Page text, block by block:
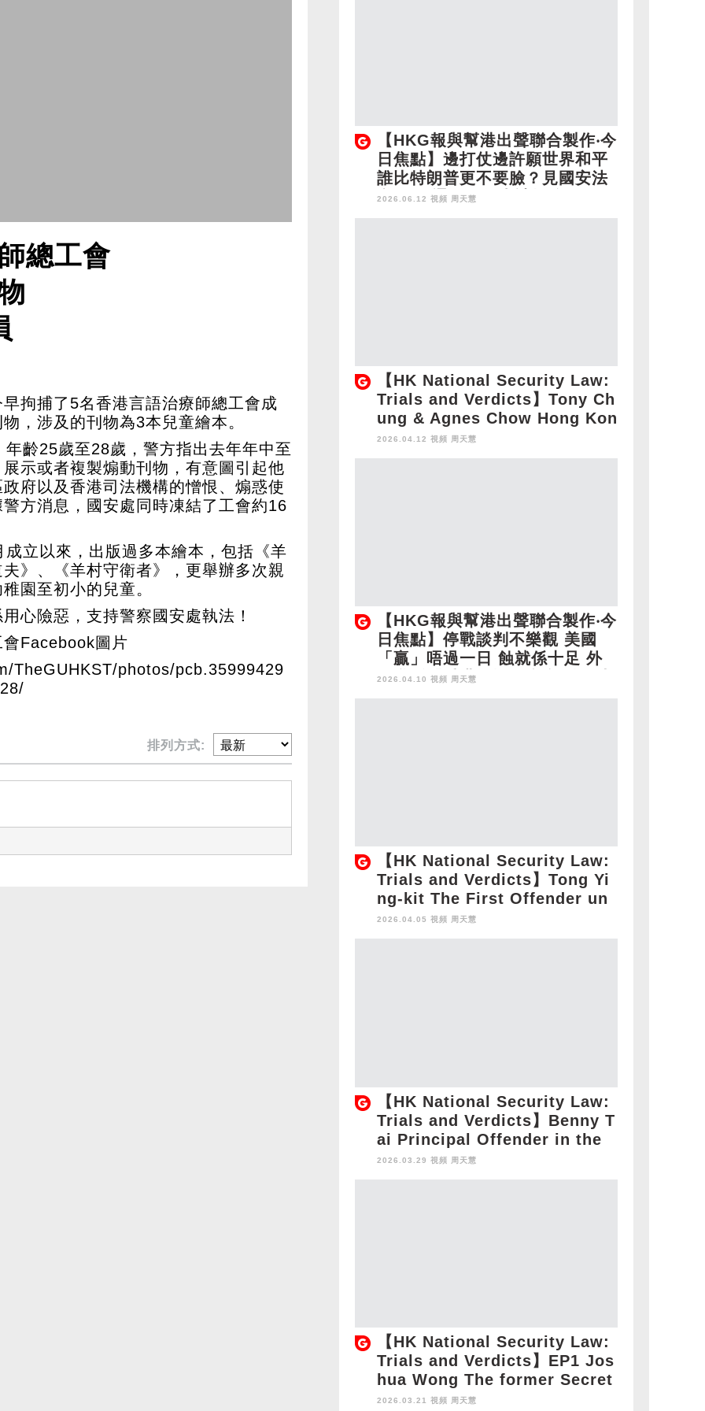
總工會
拘捕了5名香港言語治療師總工會成
，涉及的刊物為3本兒童繪本。
齡25歲至28歲，警方指出去年年中至
示或者複製煽動刊物，有意圖引起他
府以及香港司法機構的憎恨、煽惑使
方消息，國安處同時凍結了工會約16
立以來，出版過多本繪本，包括《羊
》、《羊村守衛者》，更舉辦多次親
園至初小的兒童。
心險惡，支持警察國安處執法！
Facebook圖片
TheGUHKST/photos/pcb.35999429
排列方式:
【HKG報與幫港出聲聯合製作‧今
日焦點】邊打仗邊許願世界和平
誰比特朗普更不要臉？見國安法
必抹黑 通緝犯為生計打拚
2026.06.12 視頻 周天慧
【HK National Security Law:
Trials and Verdicts】Tony Ch
ung & Agnes Chow Hong Kon
g Fugitives
2026.04.12 視頻 周天慧
【HKG報與幫港出聲聯合製作‧今
日焦點】停戰談判不樂觀 美國
「贏」唔過一日 蝕就係十足 外
國亂播「香港恐懼」 話語戰從未
停止 主持人親身經歷分享
2026.04.10 視頻 周天慧
【HK National Security Law:
Trials and Verdicts】Tong Yi
ng-kit The First Offender un
der the HK National Security
Law
2026.04.05 視頻 周天慧
【HK National Security Law:
Trials and Verdicts】Benny T
ai Principal Offender in the
HK National Security Law Ca
se
2026.03.29 視頻 周天慧
【HK National Security Law:
Trials and Verdicts】EP1 Jos
hua Wong The former Secret
ary-General of Demosistō
2026.03.21 視頻 周天慧